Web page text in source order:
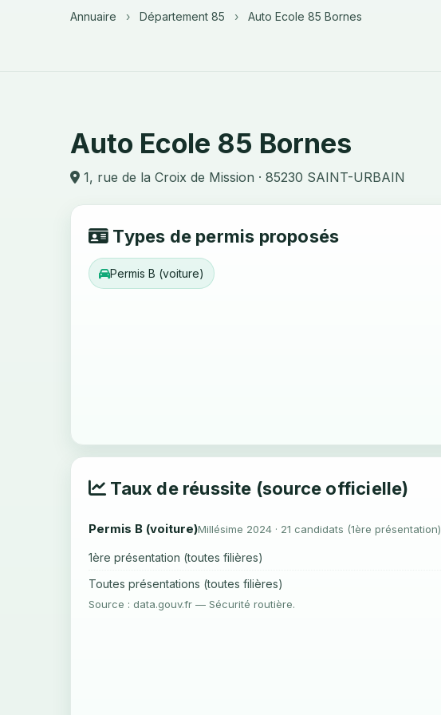
Annuaire › Département 85 › Auto Ecole 85 Bornes
Auto Ecole 85 Bornes
1, rue de la Croix de Mission · 85230 SAINT-URBAIN
Types de permis proposés
Permis B (voiture)
Taux de réussite (source officielle)
Permis B (voiture)Millésime 2024 · 21 candidats (1ère présentation)
1ère présentation (toutes filières)
Toutes présentations (toutes filières)
Source : data.gouv.fr — Sécurité routière.